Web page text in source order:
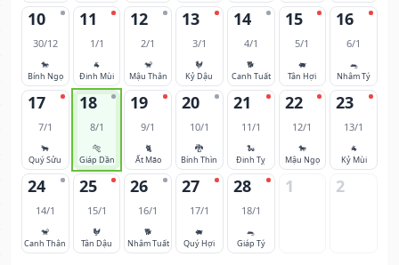
10
30/12
🐎
Bính Ngọ
11
1/1
🐐
Đinh Mùi
12
2/1
🐒
Mậu Thân
13
3/1
🐓
Kỷ Dậu
14
4/1
🐕
Canh Tuất
15
5/1
🐖
Tân Hợi
16
6/1
🐀
Nhâm Tý
17
7/1
🐂
Quý Sửu
18
8/1
🐅
Giáp Dần
19
9/1
🐈
Ất Mão
20
10/1
🐉
Bính Thìn
21
11/1
🐍
Đinh Tỵ
22
12/1
🐎
Mậu Ngọ
23
13/1
🐐
Kỷ Mùi
24
14/1
🐒
Canh Thân
25
15/1
🐓
Tân Dậu
26
16/1
🐕
Nhâm Tuất
27
17/1
🐖
Quý Hợi
28
18/1
🐀
Giáp Tý
1 2